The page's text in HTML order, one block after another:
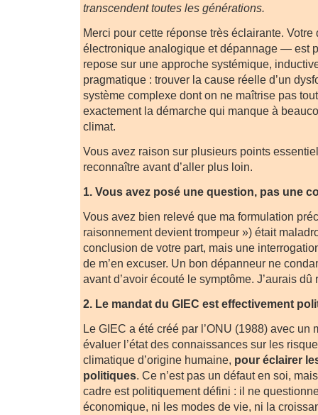
transcendent toutes les générations.
Merci pour cette réponse très éclairante.
électronique analogique et dépannage — est
repose sur une approche systémique,
pragmatique : trouver la cause réelle d’un
système complexe dont on ne maîtrise pas
exactement la démarche qui manque à
climat.
Vous avez raison sur plusieurs points
reconnaître avant d’aller plus loin.
1. Vous avez posé une question, pas une
Vous avez bien relevé que ma formulation
raisonnement devient trompeur ») était
conclusion de votre part, mais une
de m’en excuser. Un bon dépanneur ne
avant d’avoir écouté le symptôme. J’aurais
2. Le mandat du GIEC est effectivement
Le GIEC a été créé par l’ONU (1988) avec un
évaluer l’état des connaissances sur les
climatique d’origine humaine, pour éclairer
politiques. Ce n’est pas un défaut en soi,
cadre est politiquement défini : il ne
économique, ni les modes de vie, ni la